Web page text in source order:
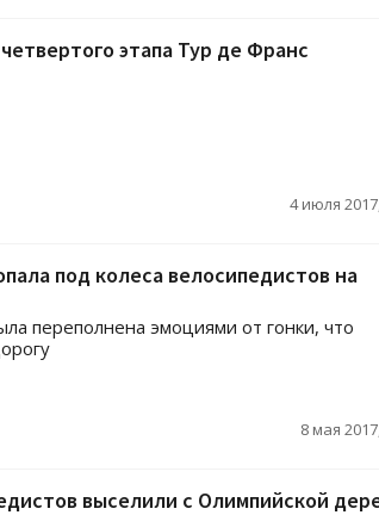
этапа Тур де Франс
4 июля
под колеса велосипедистов на
переполнена эмоциями от гонки, что
8 мая
выселили с Олимпийской